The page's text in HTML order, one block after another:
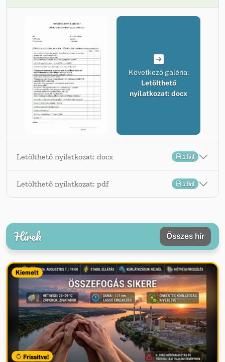
Következő galéria:
Letölthető
nyilatkozat: docx
Letölthető nyilatkozat: docx 1 fájl
Letölthető nyilatkozat: pdf 1 fájl
Hírek Összes hír
Kiemelt
Frissítve!